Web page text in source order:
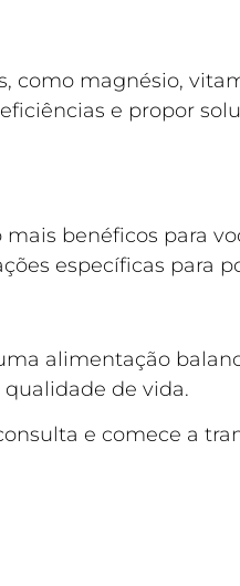
como magnésio,
e propor
benéficos para
específicas para
alimentação
de vida.
e comece a